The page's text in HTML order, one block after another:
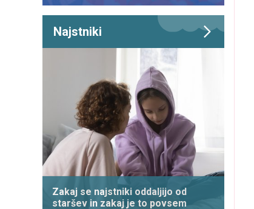
Najstniki
Zakaj se najstniki oddaljijo od
staršev in zakaj je to povsem